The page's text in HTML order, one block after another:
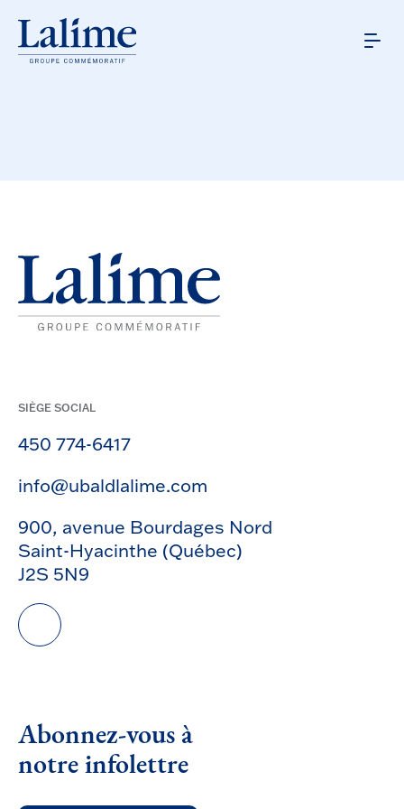
SIÈGE SOCIAL
450 774-6417
info@ubaldlalime.com
900, avenue Bourdages Nord
Saint-Hyacinthe (Québec)
J2S 5N9
Abonnez-vous à
notre infolettre